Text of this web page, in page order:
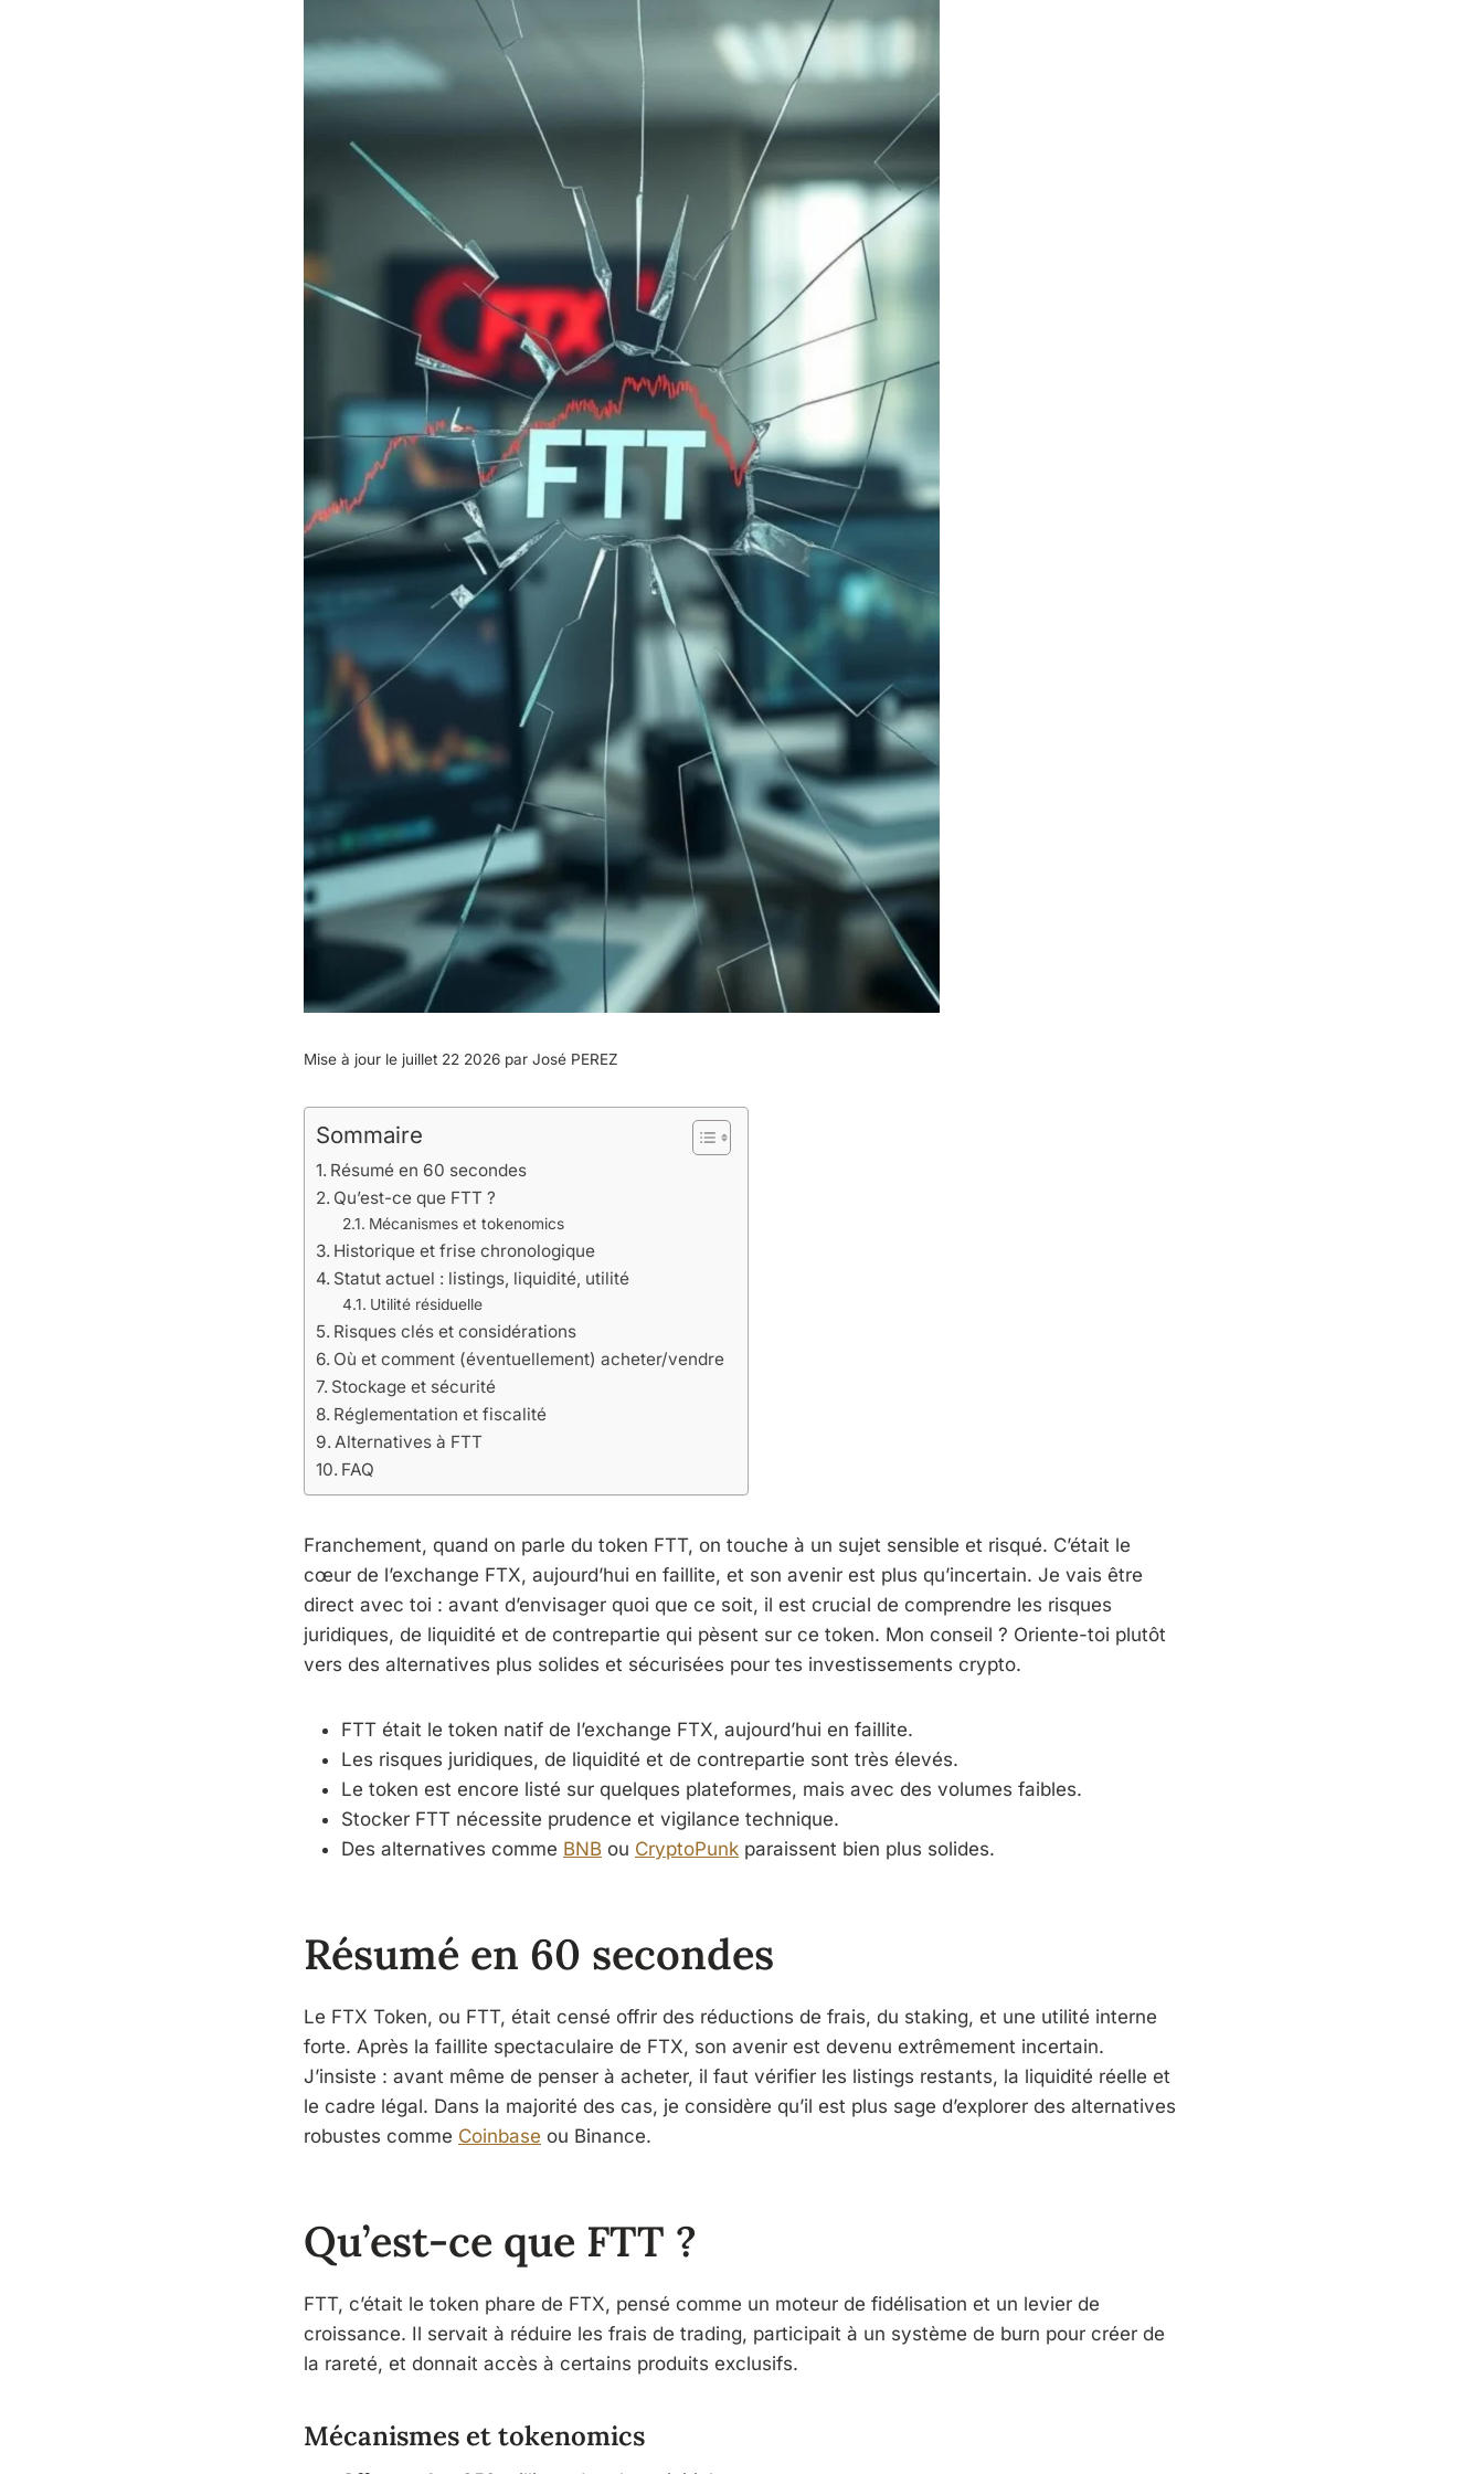
Mise à jour le juillet 22 2026 par José PEREZ
Sommaire
Résumé en 60 secondes
Qu’est-ce que FTT ?
Mécanismes et tokenomics
Historique et frise chronologique
Statut actuel : listings, liquidité, utilité
Utilité résiduelle
Risques clés et considérations
Où et comment (éventuellement) acheter/vendre
Stockage et sécurité
Réglementation et fiscalité
Alternatives à FTT
FAQ
Franchement, quand on parle du token FTT, on touche à un sujet sensible et risqué. C’était le
cœur de l’exchange FTX, aujourd’hui en faillite, et son avenir est plus qu’incertain. Je vais être
direct avec toi : avant d’envisager quoi que ce soit, il est crucial de comprendre les risques
juridiques, de liquidité et de contrepartie qui pèsent sur ce token. Mon conseil ? Oriente-toi plutôt
vers des alternatives plus solides et sécurisées pour tes investissements crypto.
FTT était le token natif de l’exchange FTX, aujourd’hui en faillite.
Les risques juridiques, de liquidité et de contrepartie sont très élevés.
Le token est encore listé sur quelques plateformes, mais avec des volumes faibles.
Stocker FTT nécessite prudence et vigilance technique.
Des alternatives comme BNB ou CryptoPunk paraissent bien plus solides.
Résumé en 60 secondes
Le FTX Token, ou FTT, était censé offrir des réductions de frais, du staking, et une utilité interne
forte. Après la faillite spectaculaire de FTX, son avenir est devenu extrêmement incertain.
J’insiste : avant même de penser à acheter, il faut vérifier les listings restants, la liquidité réelle et
le cadre légal. Dans la majorité des cas, je considère qu’il est plus sage d’explorer des alternatives
robustes comme Coinbase ou Binance.
Qu’est-ce que FTT ?
FTT, c’était le token phare de FTX, pensé comme un moteur de fidélisation et un levier de
croissance. Il servait à réduire les frais de trading, participait à un système de burn pour créer de
la rareté, et donnait accès à certains produits exclusifs.
Mécanismes et tokenomics